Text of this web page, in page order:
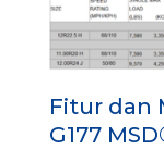
Fitur dan
G177